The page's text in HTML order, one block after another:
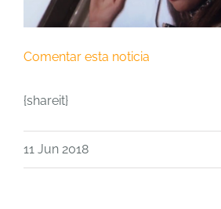
Comentar esta noticia
{shareit}
11 Jun 2018